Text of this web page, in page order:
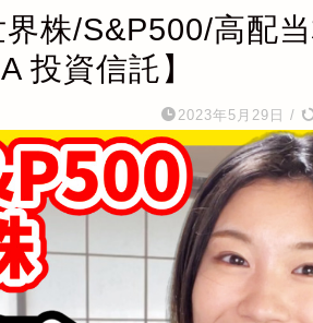
界株/S&P500/高配
投資信託】
2023年5月29日 /